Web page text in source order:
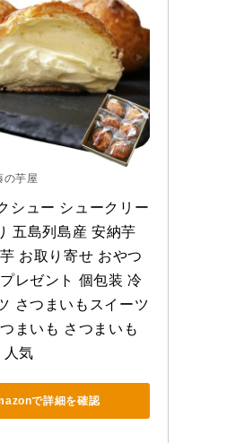
の芋屋
シュー シュークリー
五島列島産 安納芋
お取り寄せ おやつ
レゼント 個包装 冷
さつまいもスイーツ
まいも さつまいも
人気
で詳細を確認